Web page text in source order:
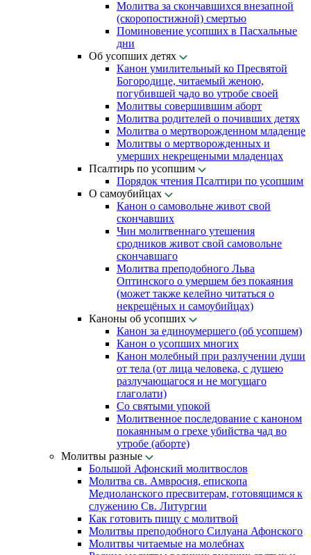
Молитва за скончавшихся внезапной
(скоропостижной) смертью
Поминовение усопших в Пасхальные
дни
Об усопших детях
Канон умилительный ко Пресвятой
Богородице, читаемый женою,
погубившей чадо во утробе своей
Молитвы совершившим аборт
Молитва родителей о почивших детях
Молитва о мертворожденном младенце
Молитвы о мертворожденных и
умерших некрещеными младенцах
Псалтирь по усопшим
Порядок чтения Псалтири по усопшим
О самоубийцах
Канон о самовольне живот свой
скончавших
Чин молитвеннаго утешения
сродников живот свой самовольне
скончавшаго
Молитва преподобного Льва
Оптинского о умершем без покаяния
(может также келейно читаться о
некрещёных и самоубийцах)
Каноны об усопших
Канон за единоумершего (об усопшем)
Канон о усопших многих
Канон молебный при разлучении души
от тела (от лица человека, с душею
разлучающагося и не могущаго
глаголати)
Со святыми упокой
Молитвенное последование с каноном
покаянным о грехе убийства чад во
утробе (аборте)
Молитвы разные
Большой Афонский молитвослов
Молитва св. Амвросия, епископа
Медиоланского пресвитерам, готовящимся к
служению Св. Литургии
Как готовить пищу с молитвой
Молитвы преподобного Силуана Афонского
Молитвы читаемые на молебнах